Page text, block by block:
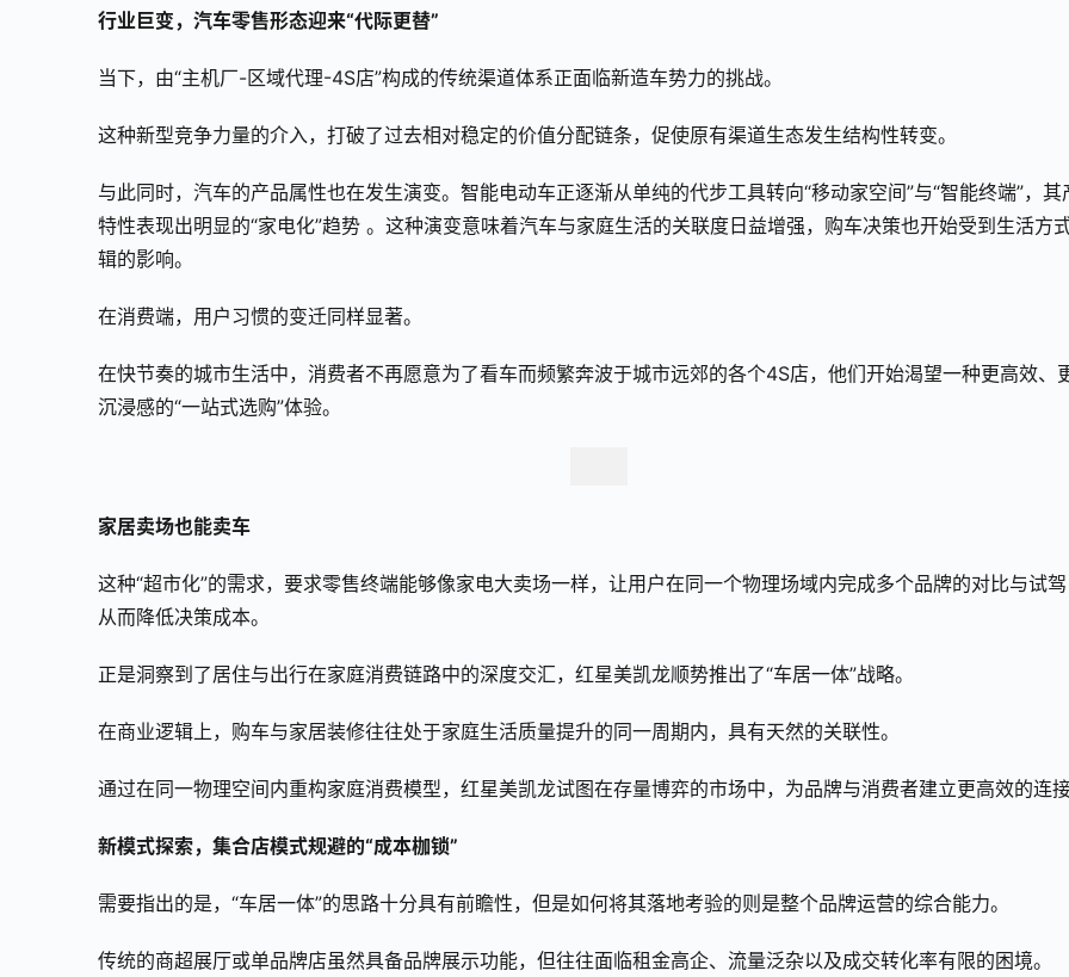
行业巨变 ， 汽车零售形态迎来“代际更替”
当下，由“主机厂-区域代理-4S店”构成的传统渠道体系正面临新造车势力的挑战。
这种新型竞争力量的介入，打破了过去相对稳定的价值分配链条，促使原有渠道生态发生结构性转变。
与此同时，汽车的产品属性也在发生演变。智能电动车正逐渐从单纯的代步工具转向“移动家空间”与“智能终端”，其
特性表现出明显的“家电化”趋势 。这种演变意味着汽车与家庭生活的关联度日益增强，购车决策也开始受到生活方
辑的影响。
在消费端，用户习惯的变迁同样显著。
在快节奏的城市生活中，消费者不再愿意为了看车而频繁奔波于城市远郊的各个4S店，他们开始渴望一种更高效、
沉浸感的“一站式选购”体验。
家居卖场也能卖车
这种“超市化”的需求，要求零售终端能够像家电大卖场一样，让用户在同一个物理场域内完成多个品牌的对比与试
从而降低决策成本。
正是洞察到了居住与出行在家庭消费链路中的深度交汇，红星美凯龙顺势推出了“车居一体”战略。
在商业逻辑上，购车与家居装修往往处于家庭生活质量提升的同一周期内，具有天然的关联性。
通过在同一物理空间内重构家庭消费模型，红星美凯龙试图在存量博弈的市场中，为品牌与消费者建立更高效的连
新模式探索， 集合店模式规避的“成本枷锁”
需要指出的是，“车居一体”的思路十分具有前瞻性，但是如何将其落地考验的则是整个品牌运营的综合能力。
传统的商超展厅或单品牌店虽然具备品牌展示功能，但往往面临租金高企、流量泛杂以及成交转化率有限的困境。